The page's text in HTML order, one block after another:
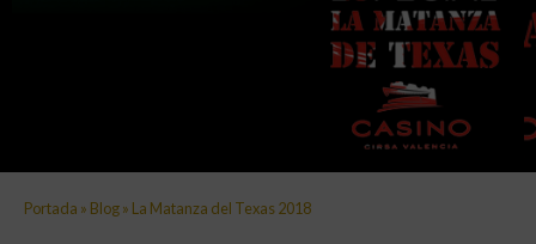
Portada » Blog» La Matanza del Texas 2018